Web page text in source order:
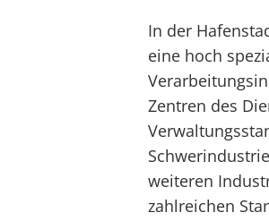
In der
eine hoch
Zentren des
weiteren
zahlreichen